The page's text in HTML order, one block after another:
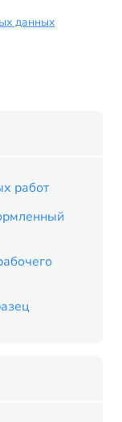
данных
работ